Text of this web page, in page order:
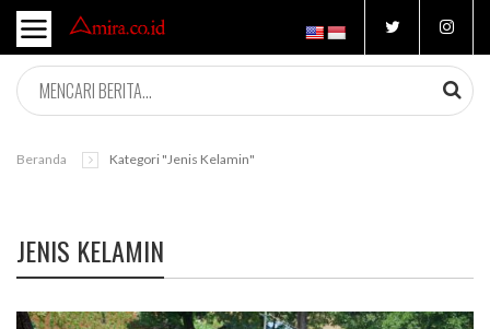
Beranda Kategori "jenis Kelamin"
JENIS KELAMIN